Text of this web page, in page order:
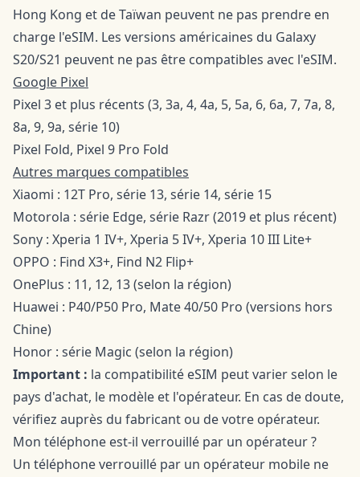
Hong Kong et de Taïwan peuvent ne pas prendre en
charge l'eSIM. Les versions américaines du Galaxy
S20/S21 peuvent ne pas être compatibles avec l'eSIM.
Google Pixel
Pixel 3 et plus récents (3, 3a, 4, 4a, 5, 5a, 6, 6a, 7, 7a, 8,
8a, 9, 9a, série 10)
Pixel Fold, Pixel 9 Pro Fold
Autres marques compatibles
Xiaomi : 12T Pro, série 13, série 14, série 15
Motorola : série Edge, série Razr (2019 et plus récent)
Sony : Xperia 1 IV+, Xperia 5 IV+, Xperia 10 III Lite+
OPPO : Find X3+, Find N2 Flip+
OnePlus : 11, 12, 13 (selon la région)
Huawei : P40/P50 Pro, Mate 40/50 Pro (versions hors
Chine)
Honor : série Magic (selon la région)
Important : la compatibilité eSIM peut varier selon le
pays d'achat, le modèle et l'opérateur. En cas de doute,
vérifiez auprès du fabricant ou de votre opérateur.
Mon téléphone est-il verrouillé par un opérateur ?
Un téléphone verrouillé par un opérateur mobile ne